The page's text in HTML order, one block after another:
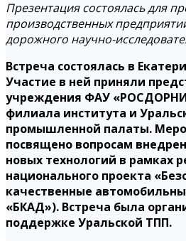
Презентация состоялась для
производственных
дорожного научно-
Встреча состоялась в
Участие в ней приняли
учреждения ФАУ
филиала института и
промышленной палаты.
посвящено вопросам
новых технологий в рамках
национального проекта
качественные
«БКАД»). Встреча была
поддержке Уральской ТПП.